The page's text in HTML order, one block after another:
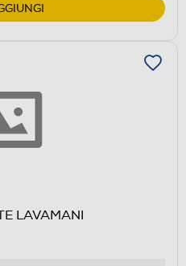
LAVAMANI